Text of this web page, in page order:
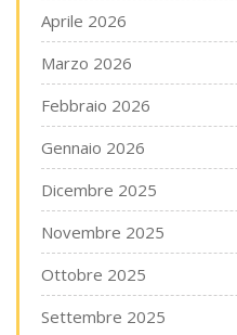
Aprile 2026
Marzo 2026
Febbraio 2026
Gennaio 2026
Dicembre 2025
Novembre 2025
Ottobre 2025
Settembre 2025